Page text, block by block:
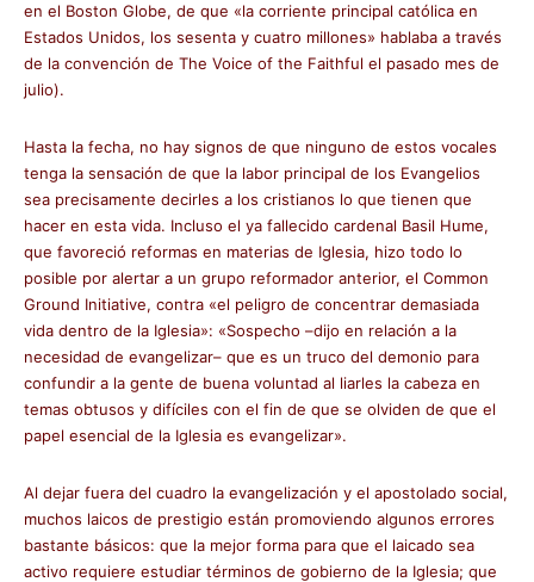
en el Boston Globe, de que «la corriente principal católica en
Estados Unidos, los sesenta y cuatro millones» hablaba a través
de la convención de The Voice of the Faithful el pasado mes de
julio).
Hasta la fecha, no hay signos de que ninguno de estos vocales
tenga la sensación de que la labor principal de los Evangelios
sea precisamente decirles a los cristianos lo que tienen que
hacer en esta vida. Incluso el ya fallecido cardenal Basil Hume,
que favoreció reformas en materias de Iglesia, hizo todo lo
posible por alertar a un grupo reformador anterior, el Common
Ground Initiative, contra «el peligro de concentrar demasiada
vida dentro de la Iglesia»: «Sospecho –dijo en relación a la
necesidad de evangelizar– que es un truco del demonio para
confundir a la gente de buena voluntad al liarles la cabeza en
temas obtusos y difíciles con el fin de que se olviden de que el
papel esencial de la Iglesia es evangelizar».
Al dejar fuera del cuadro la evangelización y el apostolado social,
muchos laicos de prestigio están promoviendo algunos errores
bastante básicos: que la mejor forma para que el laicado sea
activo requiere estudiar términos de gobierno de la Iglesia; que